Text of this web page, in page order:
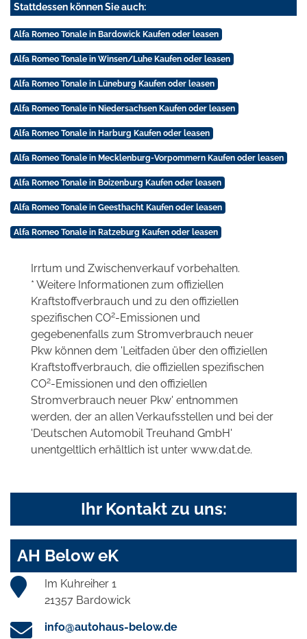
Stattdessen können Sie auch:
Alfa Romeo Tonale in Bardowick Kaufen oder leasen
Alfa Romeo Tonale in Winsen/Luhe Kaufen oder leasen
Alfa Romeo Tonale in Lüneburg Kaufen oder leasen
Alfa Romeo Tonale in Niedersachsen Kaufen oder leasen
Alfa Romeo Tonale in Harburg Kaufen oder leasen
Alfa Romeo Tonale in Mecklenburg-Vorpommern Kaufen oder leasen
Alfa Romeo Tonale in Boizenburg Kaufen oder leasen
Alfa Romeo Tonale in Geesthacht Kaufen oder leasen
Alfa Romeo Tonale in Ratzeburg Kaufen oder leasen
Irrtum und Zwischenverkauf vorbehalten.
* Weitere Informationen zum offiziellen
Kraftstoffverbrauch und zu den offiziellen
spezifischen CO2-Emissionen und
gegebenenfalls zum Stromverbrauch neuer
Pkw können dem 'Leitfaden über den offiziellen
Kraftstoffverbrauch, die offiziellen spezifischen
CO2-Emissionen und den offiziellen
Stromverbrauch neuer Pkw' entnommen
werden, der an allen Verkaufsstellen und bei der
'Deutschen Automobil Treuhand GmbH'
unentgeltlich erhältlich ist unter www.dat.de.
Ihr Kontakt zu uns:
AH Below eK
Im Kuhreiher 1
21357 Bardowick
info@autohaus-below.de